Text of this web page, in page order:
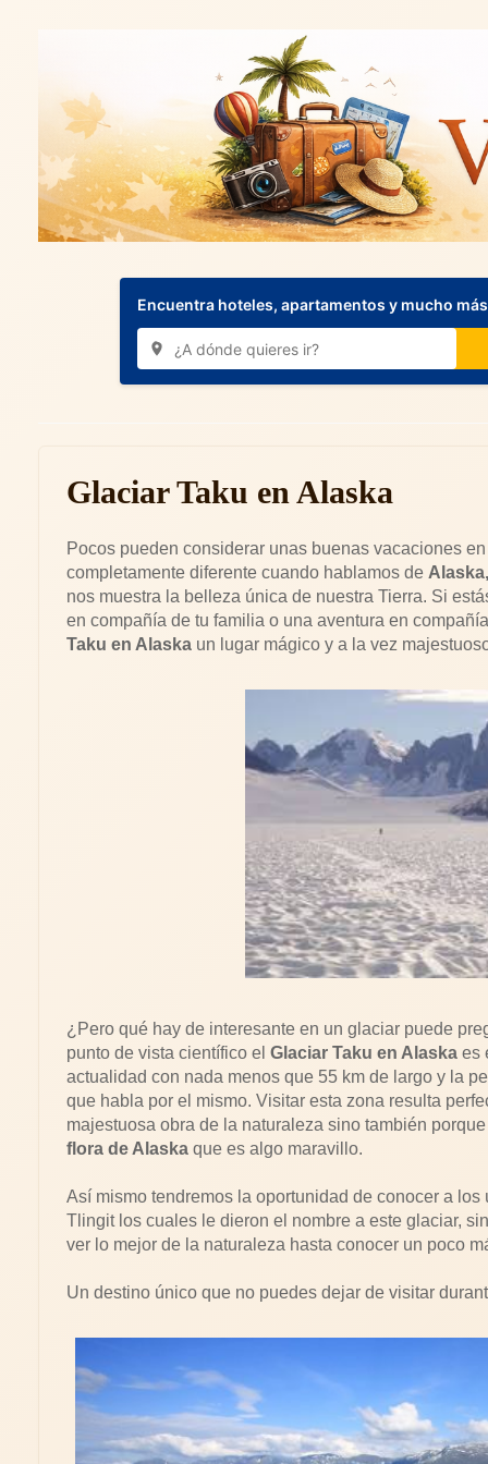
Encuentra hoteles, apartamentos y mucho
Glaciar Taku en Alaska
Pocos pueden considerar unas buenas vacaciones
completamente diferente cuando hablamos de Alaska,
nos muestra la belleza única de nuestra Tierra. Si
en compañía de tu familia o una aventura en
Taku en Alaska un lugar mágico y a la vez
¿Pero qué hay de interesante en un glaciar puede
punto de vista científico el Glaciar Taku en Alaska es
actualidad con nada menos que 55 km de largo y la
que habla por el mismo. Visitar esta zona resulta
majestuosa obra de la naturaleza sino también
flora de Alaska que es algo maravillo.
Así mismo tendremos la oportunidad de conocer a
Tlingit los cuales le dieron el nombre a este glaciar,
ver lo mejor de la naturaleza hasta conocer un poco
Un destino único que no puedes dejar de visitar